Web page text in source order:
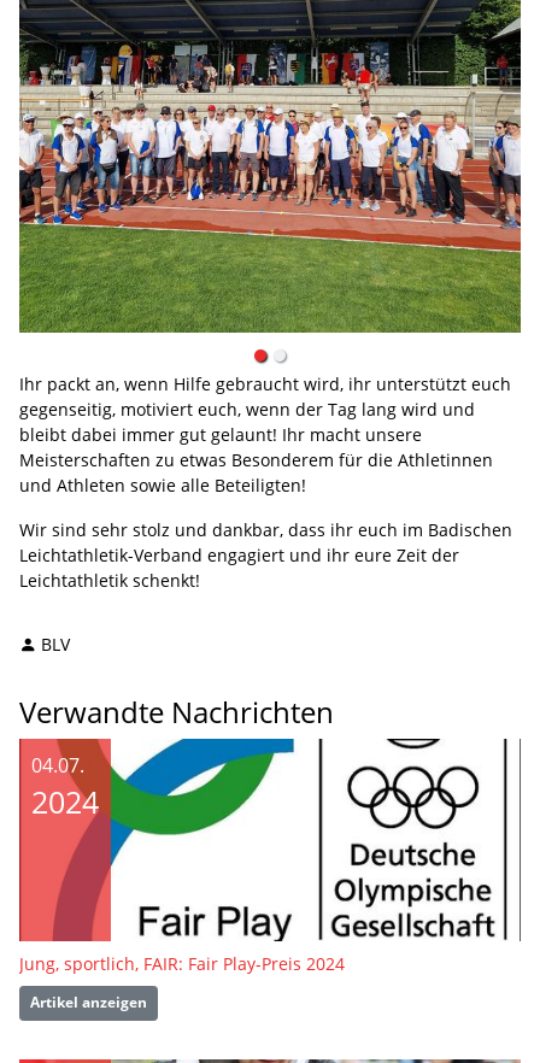
Ihr packt an, wenn Hilfe gebraucht wird, ihr unterstützt euch
gegenseitig, motiviert euch, wenn der Tag lang wird und
bleibt dabei immer gut gelaunt! Ihr macht unsere
Meisterschaften zu etwas Besonderem für die Athletinnen
und Athleten sowie alle Beteiligten!
Wir sind sehr stolz und dankbar, dass ihr euch im Badischen
Leichtathletik-Verband engagiert und ihr eure Zeit der
Leichtathletik schenkt!
BLV
Verwandte Nachrichten
04.07.
2024
Jung, sportlich, FAIR: Fair Play-Preis 2024
Artikel anzeigen